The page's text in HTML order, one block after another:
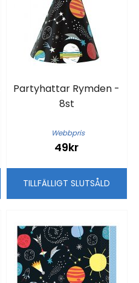
Partyhattar Rymden -
8st
Webbpris
49kr
TILLFÄLLIGT SLUTSÅLD